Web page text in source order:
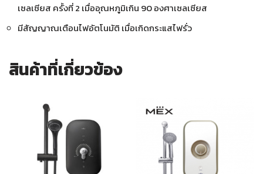
เซลเซียส ครั้งที่ 2 เมื่ออุณหภูมิเกิน 90 องศาเซลเซียส
มีสัญญาณเตือนไฟอัตโนมัติ เมื่อเกิดกระแสไฟรั่ว
สินค้าที่เกี่ยวข้อง